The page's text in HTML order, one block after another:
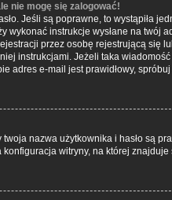
nie mogę się zalogować!
Jeśli są poprawne, to wystąpiła
wykonać instrukcje wysłane na twój
przez osobę rejestrującą się
instrukcjami. Jeżeli taka
adres e-mail jest prawidłowy,
nazwa użytkownika i hasło są
witryny, na której